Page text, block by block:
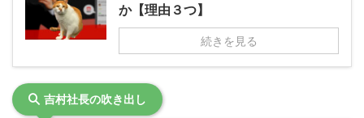
か【理由３つ】
続きを見る
吉村社長の吹き出し